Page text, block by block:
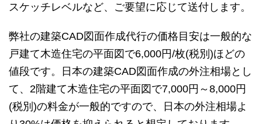
スケッチレベルなど、ご要望に応じて送付します。
弊社の建築CAD図面作成代行の価格目安は一般的な
戸建て木造住宅の平面図で6,000円/枚(税別)ほどの
値段です。日本の建築CAD図面作成の外注相場とし
て、2階建て木造住宅の平面図で7,000円～8,000円
(税別)の料金が一般的ですので、日本の外注相場よ